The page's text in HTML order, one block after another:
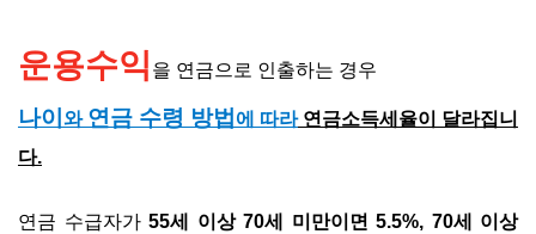
운용수익 을 연금으로 인출하는 경우
나이 와 연금 수령 방법 에 따라연금소득세율이 달라집니
다.
연금 수급자가 55세 이상 70세 미만이면 5.5%, 70세 이상